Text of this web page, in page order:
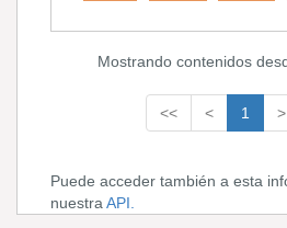
Mostrando contenidos
<< < 1 >
Puede acceder también a esta
nuestra API.